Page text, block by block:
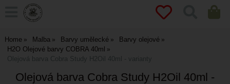
Home Malba Barvy umělecké
Barvy olejové
H2O Olejové barvy COBRA 40ml
Olejová barva Cobra Study H2Oil 40ml - varianty
Olejová barva Cobra Study H2Oil 40ml -